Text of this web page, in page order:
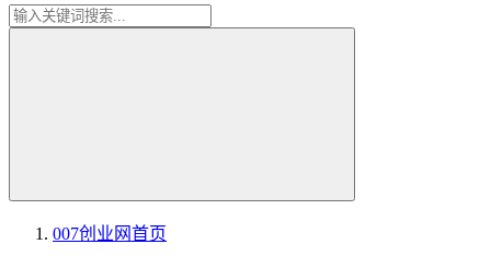
007创业网首页